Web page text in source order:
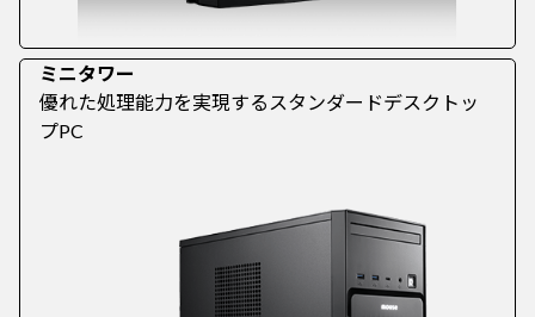
ミニタワー
優れた処理能力を実現するスタンダードデスクトッ
プPC